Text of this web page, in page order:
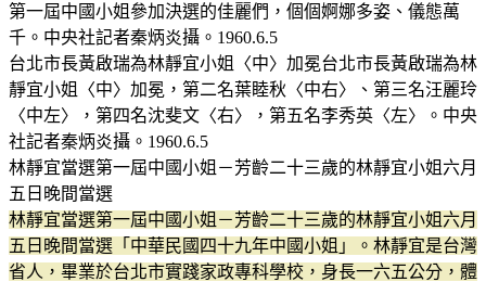
第一屆中國小姐參加決選的佳麗們，個個婀娜多姿、儀態萬
千。中央社記者秦炳炎攝。1960.6.5
台北市長黃啟瑞為林靜宜小姐〈中〉加冕台北市長黃啟瑞為林
靜宜小姐〈中〉加冕，第二名葉睦秋〈中右〉、第三名汪麗玲
〈中左〉，第四名沈斐文〈右〉，第五名李秀英〈左〉。中央
社記者秦炳炎攝。1960.6.5
林靜宜當選第一屆中國小姐－芳齡二十三歲的林靜宜小姐六月
五日晚間當選
林靜宜當選第一屆中國小姐－芳齡二十三歲的林靜宜小姐六月
五日晚間當選「中華民國四十九年中國小姐」。林靜宜是台灣
省人，畢業於台北市實踐家政專科學校，身長一六五公分，體